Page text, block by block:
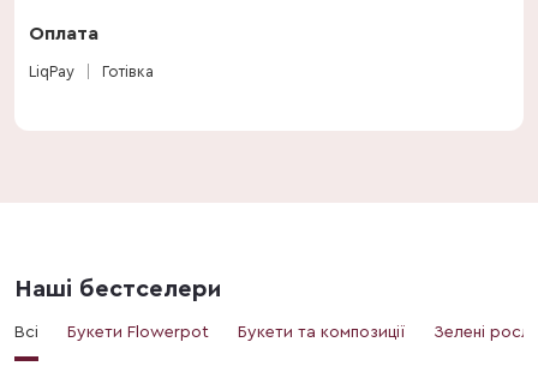
Оплата
LiqPay Готівка
Наші бестселери
Всі Букети Flowerpot Букети та композиції Зелені